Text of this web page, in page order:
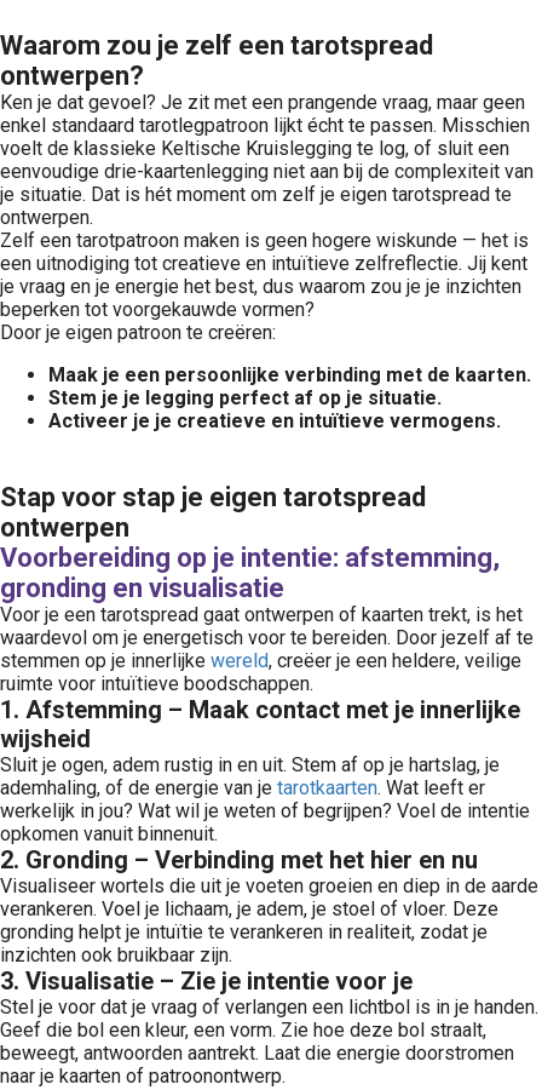
Waarom zou je zelf een tarotspread
ontwerpen?
Ken je dat gevoel? Je zit met een prangende vraag, maar geen
enkel standaard tarotlegpatroon lijkt écht te passen. Misschien
voelt de klassieke Keltische Kruislegging te log, of sluit een
eenvoudige drie-kaartenlegging niet aan bij de complexiteit van
je situatie. Dat is hét moment om zelf je eigen tarotspread te
ontwerpen.
Zelf een tarotpatroon maken is geen hogere wiskunde — het is
een uitnodiging tot creatieve en intuïtieve zelfreflectie. Jij kent
je vraag en je energie het best, dus waarom zou je je inzichten
beperken tot voorgekauwde vormen?
Door je eigen patroon te creëren:
Maak je een persoonlijke verbinding met de kaarten.
Stem je je legging perfect af op je situatie.
Activeer je je creatieve en intuïtieve vermogens.
Stap voor stap je eigen tarotspread
ontwerpen
Voorbereiding op je intentie: afstemming,
gronding en visualisatie
Voor je een tarotspread gaat ontwerpen of kaarten trekt, is het
waardevol om je energetisch voor te bereiden. Door jezelf af te
stemmen op je innerlijke wereld, creëer je een heldere, veilige
ruimte voor intuïtieve boodschappen.
1. Afstemming – Maak contact met je innerlijke
wijsheid
Sluit je ogen, adem rustig in en uit. Stem af op je hartslag, je
ademhaling, of de energie van je tarotkaarten. Wat leeft er
werkelijk in jou? Wat wil je weten of begrijpen? Voel de intentie
opkomen vanuit binnenuit.
2. Gronding – Verbinding met het hier en nu
Visualiseer wortels die uit je voeten groeien en diep in de aarde
verankeren. Voel je lichaam, je adem, je stoel of vloer. Deze
gronding helpt je intuïtie te verankeren in realiteit, zodat je
inzichten ook bruikbaar zijn.
3. Visualisatie – Zie je intentie voor je
Stel je voor dat je vraag of verlangen een lichtbol is in je handen.
Geef die bol een kleur, een vorm. Zie hoe deze bol straalt,
beweegt, antwoorden aantrekt. Laat die energie doorstromen
naar je kaarten of patroonontwerp.